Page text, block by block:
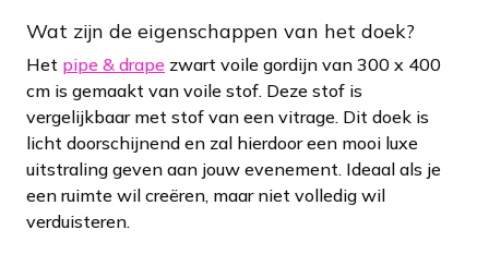
Wat zijn de eigenschappen van het doek?
Het pipe & drape zwart voile gordijn van 300 x 400
cm is gemaakt van voile stof. Deze stof is
vergelijkbaar met stof van een vitrage. Dit doek is
licht doorschijnend en zal hierdoor een mooi luxe
uitstraling geven aan jouw evenement. Ideaal als je
een ruimte wil creëren, maar niet volledig wil
verduisteren.